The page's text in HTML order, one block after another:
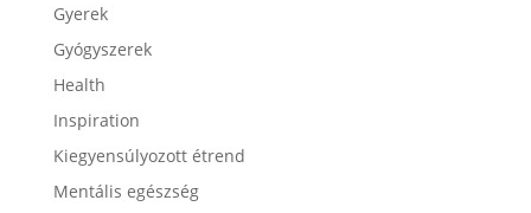
Gyerek
Gyógyszerek
Health
Inspiration
Kiegyensúlyozott étrend
Mentális egészség